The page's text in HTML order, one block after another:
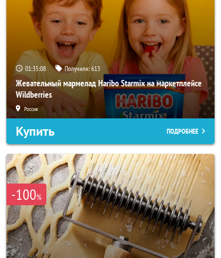
01:35:06 Получили:613
Жевательный мармелад Haribo Starmix на маркетплейсе
Wildberries
Россия
Купить ПОДРОБНЕЕ
-100%